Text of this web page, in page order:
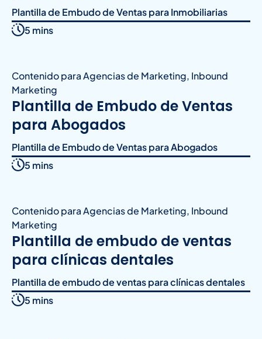
Plantilla de Embudo de Ventas para Inmobiliarias
5 mins
Contenido para Agencias de Marketing, Inbound
Marketing
Plantilla de Embudo de Ventas
para Abogados
Plantilla de Embudo de Ventas para Abogados
5 mins
Contenido para Agencias de Marketing, Inbound
Marketing
Plantilla de embudo de ventas
para clínicas dentales
Plantilla de embudo de ventas para clínicas dentales
5 mins